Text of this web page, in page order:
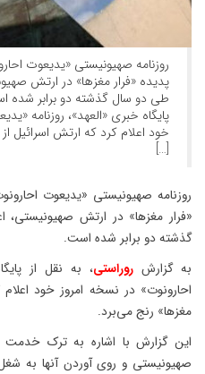
روزنامه صهیونیستی «یدیعوت
پدیده «فرار مغزها» در ارتش
طی دو سال گذشته دو برابر شده
پایگاه خبری «العهد»، روزنامه
خود اعلام کرد که ارتش اسرائیل
[…]
روزنامه صهیونیستی «یدیعوت
«فرار مغزها» در ارتش
گذشته دو برابر شده است.
به گزارش روراستی، به نقل از
احارونوت» در نسخه امروز خود اعلام
مغزها» رنج می‌برد.
این گزارش با اشاره به ترک
صهیونیستی و روی آوردن آنها به